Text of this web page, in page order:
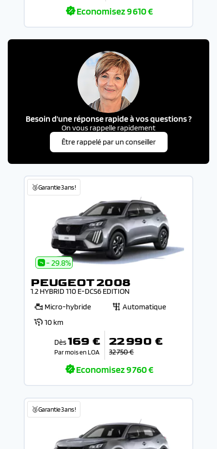
Economisez9 610 €
Besoin d'une réponse rapide à vos questions ?
On vous rappelle rapidement
Être rappelé par un conseiller
🥉Garantie 3 ans !
- 29.8%
PEUGEOT 2008
1.2 HYBRID 110 E-DCS6 EDITION
Micro-hybride
Automatique
10 km
Dès169 €
Par mois en LOA
22 990 €
32 750 €
Economisez9 760 €
🥉Garantie 3 ans !